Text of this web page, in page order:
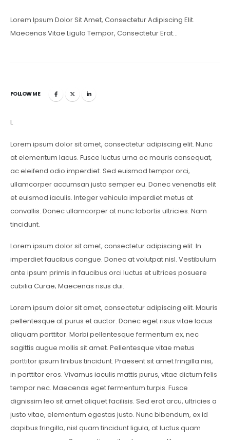
Lorem Ipsum Dolor Sit Amet, Consectetur Adipiscing Elit.
Maecenas Vitae Ligula Tempor, Consectetur Erat…
FOLLOW ME
L
Lorem ipsum dolor sit amet, consectetur adipiscing elit. Nunc
at elementum lacus. Fusce luctus urna ac mauris consequat,
ac eleifend odio imperdiet. Sed euismod tempor orci,
ullamcorper accumsan justo semper eu. Donec venenatis elit
et euismod iaculis. Integer vehicula imperdiet metus at
convallis. Donec ullamcorper at nunc lobortis ultricies. Nam
tincidunt.
Lorem ipsum dolor sit amet, consectetur adipiscing elit. In
imperdiet faucibus congue. Donec at volutpat nisl. Vestibulum
ante ipsum primis in faucibus orci luctus et ultrices posuere
cubilia Curae; Maecenas risus dui.
Lorem ipsum dolor sit amet, consectetur adipiscing elit. Mauris
pellentesque at purus et auctor. Donec eget risus vitae lacus
aliquam porttitor. Morbi pellentesque fermentum ex, nec
sagittis augue mollis sit amet. Pellentesque vitae metus
porttitor ipsum finibus tincidunt. Praesent sit amet fringilla nisi,
in porttitor eros. Vivamus iaculis mattis purus, vitae dictum felis
tempor nec. Maecenas eget fermentum turpis. Fusce
dignissim leo sit amet aliquet facilisis. Sed erat arcu, ultricies a
justo vitae, elementum egestas justo. Nunc bibendum, ex id
dapibus fringilla, nisl quam tincidunt ligula, at luctus quam